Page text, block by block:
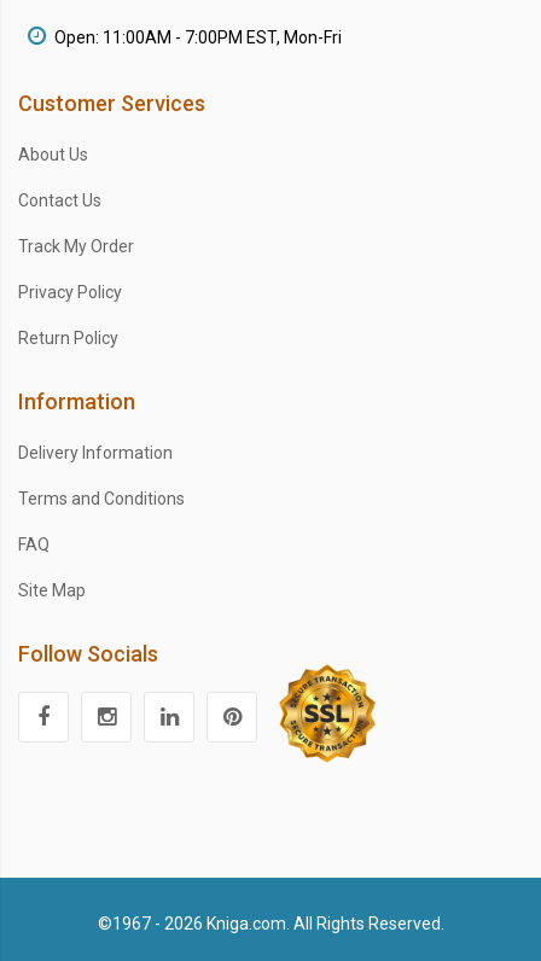
Open: 11:00AM - 7:00PM EST, Mon-Fri
Customer Services
About Us
Contact Us
Track My Order
Privacy Policy
Return Policy
Information
Delivery Information
Terms and Conditions
FAQ
Site Map
Follow Socials
©1967 - 2026 Kniga.com. All Rights Reserved.